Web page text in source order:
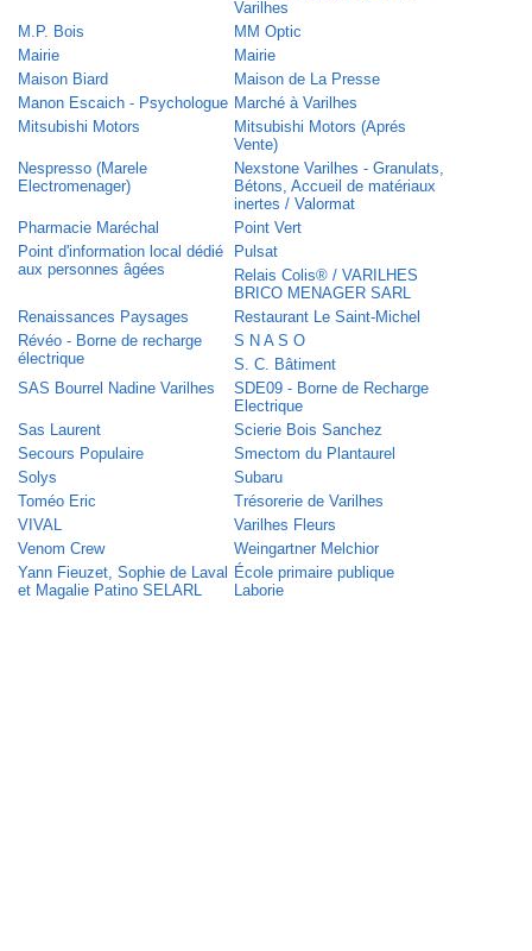
Varilhes
M.P. Bois
MM Optic
Mairie
Mairie
Maison Biard
Maison de La Presse
Manon Escaich - Psychologue Marché à Varilhes
Mitsubishi Motors
Mitsubishi Motors (Aprés
Vente)
Nespresso (Marele
Electromenager)
Nexstone Varilhes - Granulats,
Bétons, Accueil de matériaux
inertes / Valormat
Pharmacie Maréchal
Point Vert
Point d'information local dédié
aux personnes âgées
Pulsat
Relais Colis® / VARILHES
BRICO MENAGER SARL
Renaissances Paysages
Restaurant Le Saint-Michel
Révéo - Borne de recharge
électrique
S N A S O
S. C. Bâtiment
SAS Bourrel Nadine Varilhes
SDE09 - Borne de Recharge
Electrique
Sas Laurent
Scierie Bois Sanchez
Secours Populaire
Smectom du Plantaurel
Solys
Subaru
Toméo Eric
Trésorerie de Varilhes
VIVAL
Varilhes Fleurs
Venom Crew
Weingartner Melchior
Yann Fieuzet, Sophie de Laval
et Magalie Patino SELARL
École primaire publique
Laborie